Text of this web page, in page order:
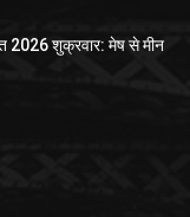
शुक्रवार: मेष से मीन